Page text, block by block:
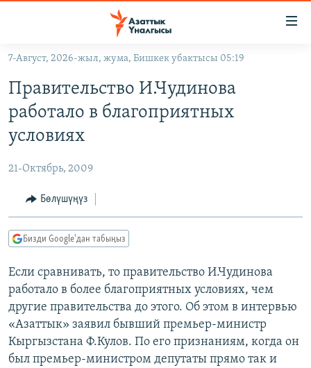
Навигацияга
өтүңүз
Издөөгө
салыңыз
КЫРГЫЗСТАН
ЭКОНОМИКА
МАДАНИЯТ
ДҮЙНӨ
БОРБОР АЗИЯ
АТАЙЫН ИЛИКТӨӨ
ТВ ПРОГРАММАЛАР
ЭКСПЕРТТЕР ТАЛДАЙТ
БИЗ ЖАНА ДҮЙНӨ
ЭЖЕ-СИҢДИЛЕР
АЗАТТЫК+
ӨЗГӨЧӨ ПИКИР
Русский
ОНЛАЙН ШЕРИНЕ
7-Август, 2026-жыл, жума, Бишкек убактысы 05:19
Правительство И.Чудинова
работало в благоприятных
условиях
21-Октябрь, 2009
Бөлүшүңүз
Бизди Google'дан табыңыз
Если сравнивать, то правительство И.Чудинова
работало в более благоприятных условиях, чем
другие правительства до этого. Об этом в интервью
«Азаттык» заявил бывший премьер-министр
Кыргызстана Ф.Кулов. По его признаниям, когда он
был премьер-министром депутаты прямо так и